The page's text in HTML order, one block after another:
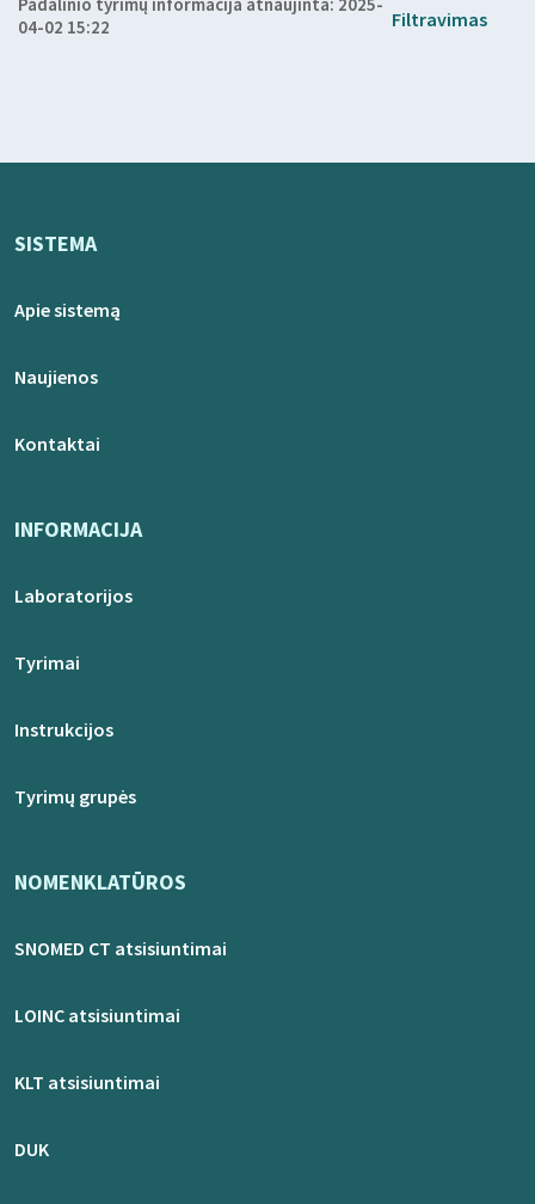
04-02 15:22
Filtravimas
SISTEMA
Apie sistemą
Naujienos
Kontaktai
INFORMACIJA
Laboratorijos
Tyrimai
Instrukcijos
Tyrimų grupės
NOMENKLATŪROS
SNOMED CT atsisiuntimai
LOINC atsisiuntimai
KLT atsisiuntimai
DUK